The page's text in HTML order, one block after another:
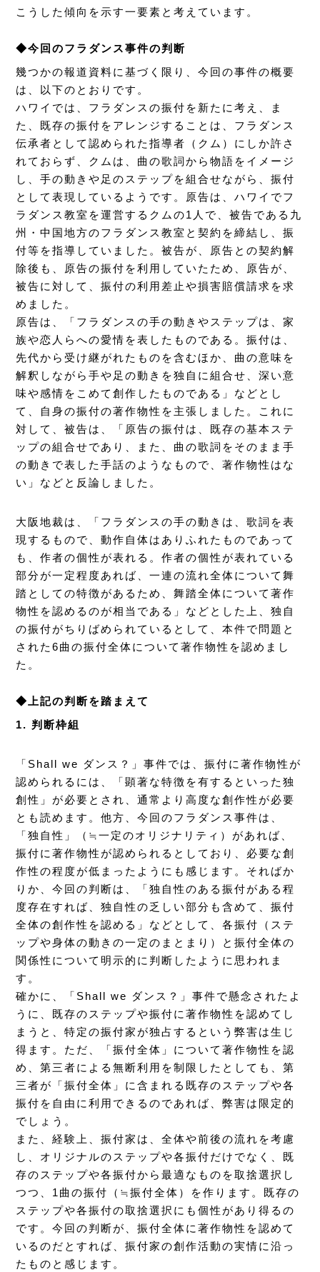
こうした傾向を示す一要素と考えています。
◆今回のフラダンス事件の判断
幾つかの報道資料に基づく限り、今回の事件の概要
は、以下のとおりです。
ハワイでは、フラダンスの振付を新たに考え、ま
た、既存の振付をアレンジすることは、フラダンス
伝承者として認められた指導者（クム）にしか許さ
れておらず、クムは、曲の歌詞から物語をイメージ
し、手の動きや足のステップを組合せながら、振付
として表現しているようです。原告は、ハワイでフ
ラダンス教室を運営するクムの1人で、被告である九
州・中国地方のフラダンス教室と契約を締結し、振
付等を指導していました。被告が、原告との契約解
除後も、原告の振付を利用していたため、原告が、
被告に対して、振付の利用差止や損害賠償請求を求
めました。
原告は、「フラダンスの手の動きやステップは、家
族や恋人らへの愛情を表したものである。振付は、
先代から受け継がれたものを含むほか、曲の意味を
解釈しながら手や足の動きを独自に組合せ、深い意
味や感情をこめて創作したものである」などとし
て、自身の振付の著作物性を主張しました。これに
対して、被告は、「原告の振付は、既存の基本ステ
ップの組合せであり、また、曲の歌詞をそのまま手
の動きで表した手話のようなもので、著作物性はな
い」などと反論しました。
大阪地裁は、「フラダンスの手の動きは、歌詞を表
現するもので、動作自体はありふれたものであって
も、作者の個性が表れる。作者の個性が表れている
部分が一定程度あれば、一連の流れ全体について舞
踏としての特徴があるため、舞踏全体について著作
物性を認めるのが相当である」などとした上、独自
の振付がちりばめられているとして、本件で問題と
された6曲の振付全体について著作物性を認めまし
た。
◆上記の判断を踏まえて
1. 判断枠組
「Shall we ダンス？」事件では、振付に著作物性が
認められるには、「顕著な特徴を有するといった独
創性」が必要とされ、通常より高度な創作性が必要
とも読めます。他方、今回のフラダンス事件は、
「独自性」（≒一定のオリジナリティ）があれば、
振付に著作物性が認められるとしており、必要な創
作性の程度が低まったようにも感じます。そればか
りか、今回の判断は、「独自性のある振付がある程
度存在すれば、独自性の乏しい部分も含めて、振付
全体の創作性を認める」などとして、各振付（ステ
ップや身体の動きの一定のまとまり）と振付全体の
関係性について明示的に判断したように思われま
す。
確かに、「Shall we ダンス？」事件で懸念されたよ
うに、既存のステップや振付に著作物性を認めてし
まうと、特定の振付家が独占するという弊害は生じ
得ます。ただ、「振付全体」について著作物性を認
め、第三者による無断利用を制限したとしても、第
三者が「振付全体」に含まれる既存のステップや各
振付を自由に利用できるのであれば、弊害は限定的
でしょう。
また、経験上、振付家は、全体や前後の流れを考慮
し、オリジナルのステップや各振付だけでなく、既
存のステップや各振付から最適なものを取捨選択し
つつ、1曲の振付（≒振付全体）を作ります。既存の
ステップや各振付の取捨選択にも個性があり得るの
です。今回の判断が、振付全体に著作物性を認めて
いるのだとすれば、振付家の創作活動の実情に沿っ
たものと感じます。